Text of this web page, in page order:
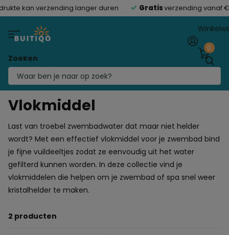
kan verzending langer duren Gratisverzending vanaf
Zoeken
0
Homepage Vlokmiddel
Vlokmiddel
Last van troebel zwembadwater dat maar niet helder
wordt? Met een effectief vlokmiddel voor je zwembad bind
je fijne vuildeeltjes zodat ze eenvoudig uit het water
gefilterd kunnen worden. In deze collectie vind je
vlokmiddelen die helpen om je zwembad of spa snel weer
kristalhelder te maken.
2 producten